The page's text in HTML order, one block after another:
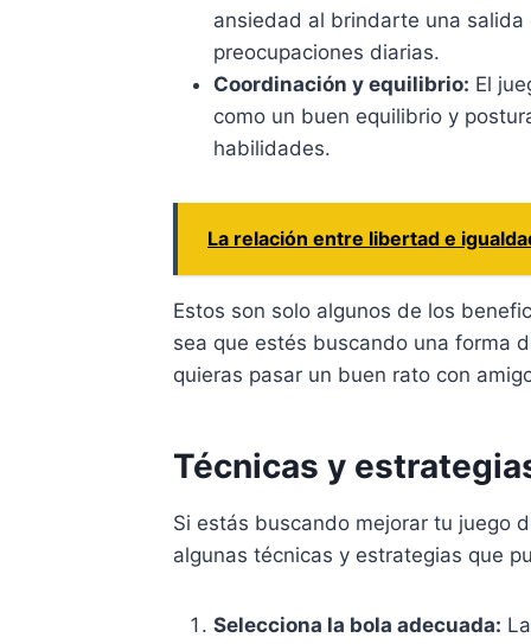
ansiedad al brindarte una
preocupaciones diarias.
Coordinación y equilibrio: El
como un buen equilibrio y
habilidades.
La relación entre libertad e
Estos son solo algunos de los
sea que estés buscando una forma
quieras pasar un buen rato con
Técnicas y
Si estás buscando mejorar tu juego
algunas técnicas y estrategias que
Selecciona la bola adecuada: